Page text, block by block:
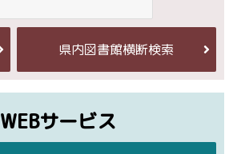
県内図書館横断検索
WEBサービス